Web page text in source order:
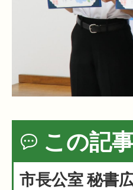
この記
市長公室 秘書